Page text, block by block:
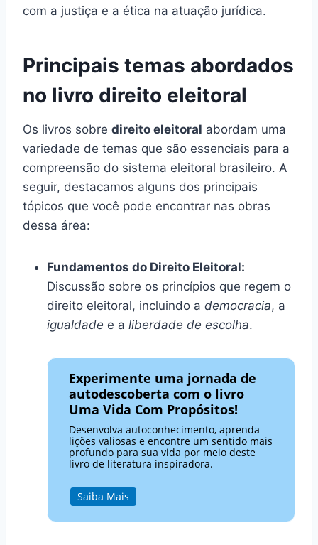
com a justiça e a ética na atuação jurídica.
Principais temas abordados
no livro direito eleitoral
Os livros sobre direito eleitoral abordam uma
variedade de temas que são essenciais para a
compreensão do sistema eleitoral brasileiro. A
seguir, destacamos alguns dos principais
tópicos que você pode encontrar nas obras
dessa área:
Fundamentos do Direito Eleitoral:
Discussão sobre os princípios que regem o
direito eleitoral, incluindo a democracia, a
igualdade e a liberdade de escolha.
Experimente uma jornada de
autodescoberta com o livro
Uma Vida Com Propósitos!
Desenvolva autoconhecimento, aprenda
lições valiosas e encontre um sentido mais
profundo para sua vida por meio deste
livro de literatura inspiradora.
Saiba Mais